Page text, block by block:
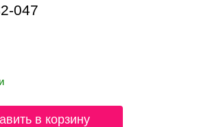
047
в корзину